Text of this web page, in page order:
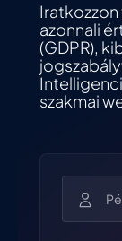
Iratkozzon
azonnali
(GDPR),
szakmai